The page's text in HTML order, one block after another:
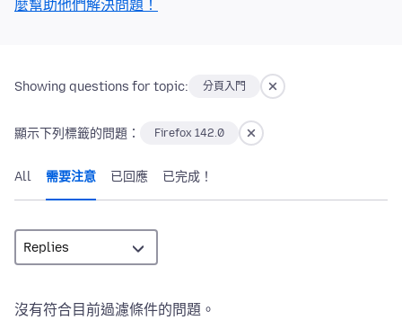
麼幫助他們解決問題！
Showing questions for topic: 分頁入門
顯示下列標籤的問題： Firefox 142.0
All 需要注意 已回應 已完成！
沒有符合目前過濾條件的問題。